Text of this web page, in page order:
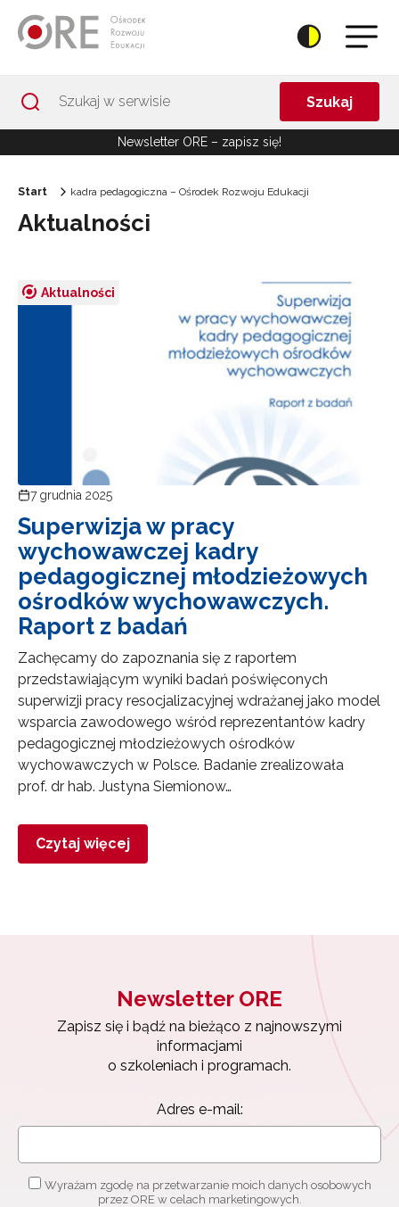
Szukaj
Newsletter ORE – zapisz się!
Start kadra pedagogiczna – Ośrodek Rozwoju Edukacji
Aktualności
Aktualności
7 grudnia 2025
Superwizja w pracy
wychowawczej kadry
pedagogicznej młodzieżowych
ośrodków wychowawczych.
Raport z badań
Zachęcamy do zapoznania się z raportem
przedstawiającym wyniki badań poświęconych
superwizji pracy resocjalizacyjnej wdrażanej jako model
wsparcia zawodowego wśród reprezentantów kadry
pedagogicznej młodzieżo­wych ośrodków
wychowawczych w Polsce. Badanie zrealizowała
prof. dr hab. Justyna Siemionow…
Czytaj więcej
Newsletter ORE
Zapisz się i bądź na bieżąco z najnowszymi
informacjami
o szkoleniach i programach.
Adres e-mail:
Wyrażam zgodę na przetwarzanie moich danych osobowych
przez ORE w celach marketingowych.